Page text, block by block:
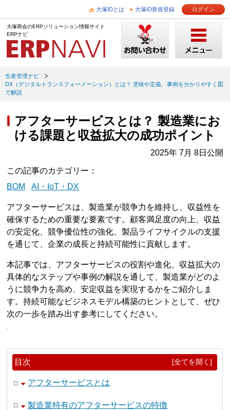
大塚IDとは 大塚ID新規登録 ログイン
大塚商会のERPソリューション情報サイト
ERPナビ
生産管理ナビ
DX（デジタルトランスフォーメーション）とは？ 意味や定義、事例を分かりやすく図
で解説
アフターサービスとは？ 製造業にお
ける課題と収益拡大の成功ポイント
2025年 7月 8日公開
この記事のカテゴリー
BOM
AI・IoT・DX
アフターサービスは、製造業が競争力を維持し、収益性を
確保するための重要な要素です。顧客満足度の向上、収益
の安定化、競争優位性の強化、製品ライフサイクルの支援
を通じて、企業の成長と持続可能性に貢献します。
本記事では、アフターサービスの役割や進化、収益拡大の
具体的なステップや事例の解説を通して、製造業がどのよ
うに競争力を高め、安定収益を実現するかをご紹介しま
す。持続可能なビジネスモデル構築のヒントとして、ぜひ
次の一歩を踏み出す参考にしてください。
目次 [全てを開く]
アフターサービスとは
製造業特有のアフターサービスの特徴